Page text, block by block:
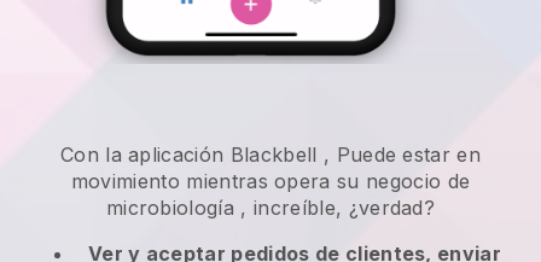
Con la aplicación Blackbell , Puede estar en
movimiento mientras opera su negocio de
microbiología , increíble, ¿verdad?
Ver y aceptar pedidos de clientes, enviar